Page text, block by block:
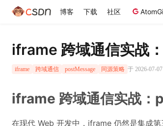
博客 下载 社区
iframe 跨域通信实战
iframe 跨域通信 postMessage 同源策略 于 2026-07-
iframe 跨域通信实战：
在现代 Web 开发中，iframe 仍然是集成